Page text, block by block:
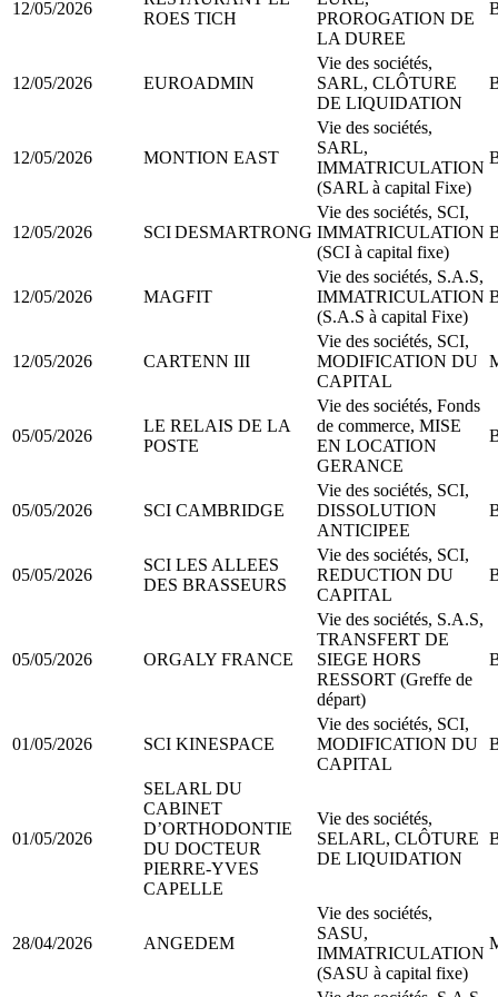
12/05/2026
ROES TICH
PROROGATION DE
LA DUREE
12/05/2026 EUROADMIN
Vie des sociétés,
SARL, CLÔTURE
DE LIQUIDATION
12/05/2026 MONTION EAST
Vie des sociétés,
SARL,
IMMATRICULATION
(SARL à capital Fixe)
12/05/2026 SCI DESMARTRONG
Vie des sociétés, SCI,
IMMATRICULATION
(SCI à capital fixe)
12/05/2026 MAGFIT
Vie des sociétés, S.A.S,
IMMATRICULATION
(S.A.S à capital Fixe)
12/05/2026 CARTENN III
Vie des sociétés, SCI,
MODIFICATION DU
CAPITAL
05/05/2026
LE RELAIS DE LA
POSTE
Vie des sociétés, Fonds
de commerce, MISE
EN LOCATION
GERANCE
05/05/2026 SCI CAMBRIDGE
Vie des sociétés, SCI,
DISSOLUTION
ANTICIPEE
05/05/2026
SCI LES ALLEES
DES BRASSEURS
Vie des sociétés, SCI,
REDUCTION DU
CAPITAL
05/05/2026 ORGALY FRANCE
Vie des sociétés, S.A.S,
TRANSFERT DE
SIEGE HORS
RESSORT (Greffe de
départ)
01/05/2026 SCI KINESPACE
Vie des sociétés, SCI,
MODIFICATION DU
CAPITAL
01/05/2026
SELARL DU
CABINET
D’ORTHODONTIE
DU DOCTEUR
PIERRE-YVES
CAPELLE
Vie des sociétés,
SELARL, CLÔTURE
DE LIQUIDATION
28/04/2026 ANGEDEM
Vie des sociétés,
SASU,
IMMATRICULATION
(SASU à capital fixe)